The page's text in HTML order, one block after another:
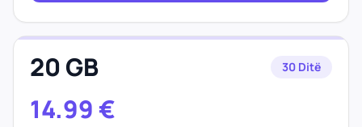
20 GB 30 Ditë
14.99 €